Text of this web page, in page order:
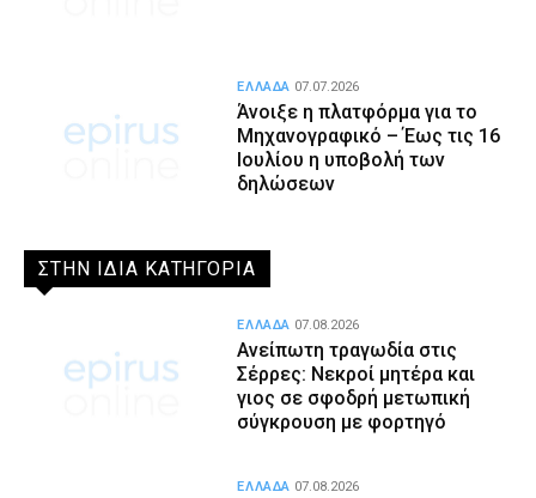
Άνοιξε η πλατφόρμα για το
Μηχανογραφικό – Έως τις 16
Ιουλίου η υποβολή των
δηλώσεων
ΕΛΛΑΔΑ 07.07.2026
ΣΤΗΝ ΙΔΙΑ ΚΑΤΗΓΟΡΙΑ
Ανείπωτη τραγωδία στις
Σέρρες: Νεκροί μητέρα και
γιος σε σφοδρή μετωπική
σύγκρουση με φορτηγό
ΕΛΛΑΔΑ 07.08.2026
ΕΛΛΑΔΑ 07.08.2026